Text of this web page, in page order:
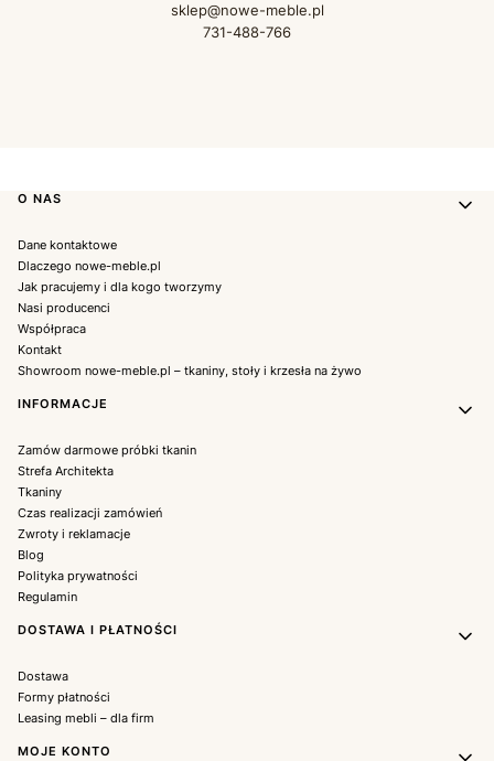
sklep@nowe-meble.pl
731-488-766
Linki w stopce
O NAS
Dane kontaktowe
Dlaczego nowe-meble.pl
Jak pracujemy i dla kogo tworzymy
Nasi producenci
Współpraca
Kontakt
Showroom nowe-meble.pl – tkaniny, stoły i krzesła na żywo
INFORMACJE
Zamów darmowe próbki tkanin
Strefa Architekta
Tkaniny
Czas realizacji zamówień
Zwroty i reklamacje
Blog
Polityka prywatności
Regulamin
DOSTAWA I PŁATNOŚCI
Dostawa
Formy płatności
Leasing mebli – dla firm
MOJE KONTO